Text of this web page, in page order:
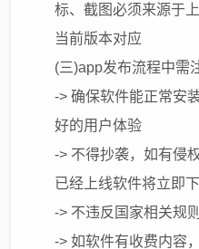
标、截图必须来源于
当前版本对应
(三)app发布流程中需
-> 确保软件能正常安
好的用户体验
-> 不得抄袭，如有侵
已经上线软件将立即
-> 不违反国家相关规则
-> 如软件有收费内容